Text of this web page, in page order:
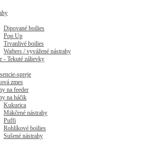
Dipované boilies
Pop Up
Trvanlivé boilies
Wafters / vyvážené nástrahy
- Tekuté zálievky
spreje
zmes
na feeder
na háčik
Kukurica
Mäkčené nástrahy
Puffi
Rohlíkové boilies
Sušené nástrahy